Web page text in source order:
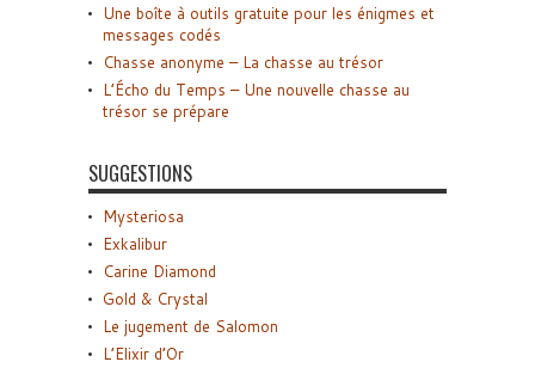
Une boîte à outils gratuite pour les énigmes et
messages codés
Chasse anonyme – La chasse au trésor
L’Écho du Temps – Une nouvelle chasse au
trésor se prépare
SUGGESTIONS
Mysteriosa
Exkalibur
Carine Diamond
Gold & Crystal
Le jugement de Salomon
L’Elixir d’Or